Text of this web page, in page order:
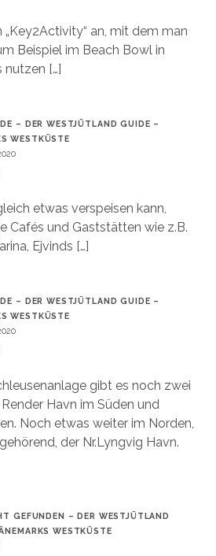
„Key2Activity“ an, mit dem man
Beispiel im Beach Bowl in
nutzen […]
– DER WESTJÜTLAND GUIDE –
WESTKÜSTE
etwas verspeisen kann,
Cafés und Gaststätten wie z.B.
Ejvinds […]
– DER WESTJÜTLAND GUIDE –
WESTKÜSTE
gibt es noch zwei
Havn im Süden und
Noch etwas weiter im Norden,
der Nr.Lyngvig Havn.
GEFUNDEN – DER WESTJÜTLAND
WESTKÜSTE